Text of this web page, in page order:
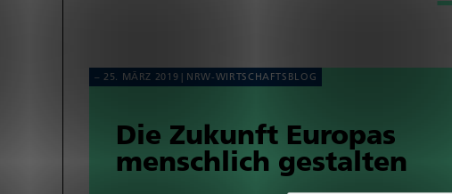
25. MÄRZ 2019 NRW-WIRT­SCHAFTS­BLOG
Die Zukunft Europas
mensch­lich gestalten